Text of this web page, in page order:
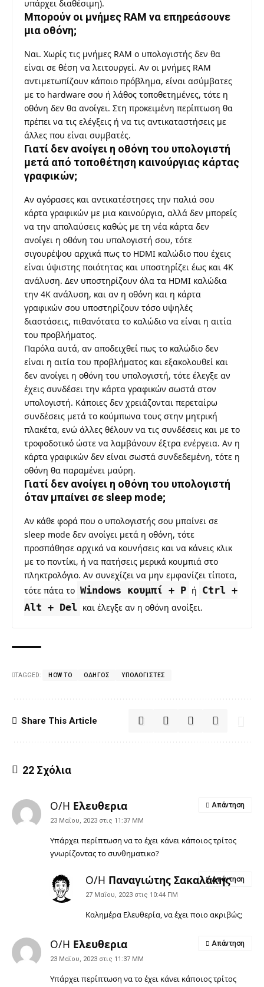
υπάρχει διαθέσιμη).
Μπορούν οι μνήμες RAM να επηρεάσουνε
μια οθόνη;
Ναι. Χωρίς τις μνήμες RAM ο υπολογιστής δεν θα
είναι σε θέση να λειτουργεί. Αν οι μνήμες RAM
αντιμετωπίζουν κάποιο πρόβλημα, είναι ασύμβατες
με το hardware σου ή λάθος τοποθετημένες, τότε η
οθόνη δεν θα ανοίγει. Στη προκειμένη περίπτωση θα
πρέπει να τις ελέγξεις ή να τις αντικαταστήσεις με
άλλες που είναι συμβατές.
Γιατί δεν ανοίγει η οθόνη του υπολογιστή
μετά από τοποθέτηση καινούργιας κάρτας
γραφικών;
Αν αγόρασες και αντικατέστησες την παλιά σου
κάρτα γραφικών με μια καινούργια, αλλά δεν μπορείς
να την απολαύσεις καθώς με τη νέα κάρτα δεν
ανοίγει η οθόνη του υπολογιστή σου, τότε
σιγουρέψου αρχικά πως το HDMI καλώδιο που έχεις
είναι ύψιστης ποιότητας και υποστηρίζει έως και 4K
ανάλυση. Δεν υποστηρίζουν όλα τα HDMI καλώδια
την 4K ανάλυση, και αν η οθόνη και η κάρτα
γραφικών σου υποστηρίζουν τόσο υψηλές
διαστάσεις, πιθανότατα το καλώδιο να είναι η αιτία
του προβλήματος.
Παρόλα αυτά, αν αποδειχθεί πως το καλώδιο δεν
είναι η αιτία του προβλήματος και εξακολουθεί και
δεν ανοίγει η οθόνη του υπολογιστή, τότε έλεγξε αν
έχεις συνδέσει την κάρτα γραφικών σωστά στον
υπολογιστή. Κάποιες δεν χρειάζονται περεταίρω
συνδέσεις μετά το κούμπωνα τους στην μητρική
πλακέτα, ενώ άλλες θέλουν να τις συνδέσεις και με το
τροφοδοτικό ώστε να λαμβάνουν έξτρα ενέργεια. Αν η
κάρτα γραφικών δεν είναι σωστά συνδεδεμένη, τότε η
οθόνη θα παραμένει μαύρη.
Γιατί δεν ανοίγει η οθόνη του υπολογιστή
όταν μπαίνει σε sleep mode;
Αν κάθε φορά που ο υπολογιστής σου μπαίνει σε
sleep mode δεν ανοίγει μετά η οθόνη, τότε
προσπάθησε αρχικά να κουνήσεις και να κάνεις κλικ
με το ποντίκι, ή να πατήσεις μερικά κουμπιά στο
πληκτρολόγιο. Αν συνεχίζει να μην εμφανίζει τίποτα,
τότε πάτα το Windows κουμπί + P ή Ctrl +
Alt + Del και έλεγξε αν η οθόνη ανοίξει.
TAGGED: HOW TO ΟΔΗΓΌΣ ΥΠΟΛΟΓΙΣΤΈΣ
Share This Article
22 Σχόλια
Ο/Η Ελευθερια
23 Μαΐου, 2023 στις 11:37 ΜΜ
Υπάρχει περίπτωση να το έχει κάνει κάποιος τρίτος
γνωρίζοντας το συνθηματικο?
Απάντηση
Ο/Η Παναγιώτης Σακαλάκης
27 Μαΐου, 2023 στις 10:44 ΠΜ
Καλημέρα Ελευθερία, να έχει ποιο ακριβώς;
Απάντηση
Ο/Η Ελευθερια
23 Μαΐου, 2023 στις 11:37 ΜΜ
Υπάρχει περίπτωση να το έχει κάνει κάποιος τρίτος
Απάντηση